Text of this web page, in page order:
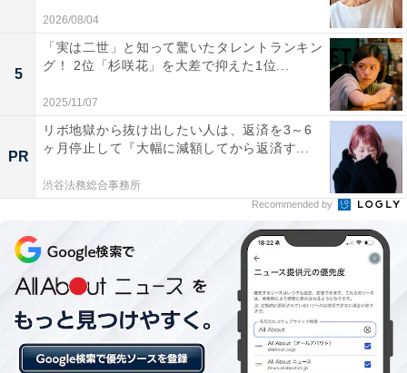
画像出典：美空ひばり公式Webサイト
1位には、美空ひばりさんが選ばれました！
幼少期より抜群の歌唱力と表現力をもっていた美空ひば
りさん。終戦直後に9歳でデビューを果たしています。
七色の声をもつと言われる歌声は、楽曲の曲調によって
さまざまに歌いわけているのが特徴です。43年の活動で
通算レコーディング曲数は1500曲。そのうち517曲もの
オリジナル楽曲を発表しています。
2026/08/04
5
「実は二世」と知って驚いたタレントランキン
グ！ 2位「杉咲花」を大差で抑えた1位...
2025/11/07
PR
リボ地獄から抜け出したい人は、返済を3～6
ヶ月停止して『大幅に減額してから返済す...
渋谷法務総合事務所
Recommended by